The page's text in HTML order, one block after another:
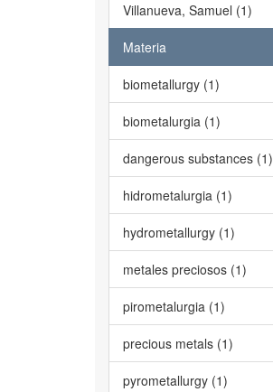
Villanueva, Samuel (1)
Materia
biometallurgy (1)
biometalurgia (1)
dangerous substances (1)
hidrometalurgia (1)
hydrometallurgy (1)
metales preciosos (1)
pirometalurgia (1)
precious metals (1)
pyrometallurgy (1)